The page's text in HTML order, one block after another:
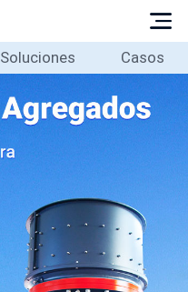
Soluciones Casos